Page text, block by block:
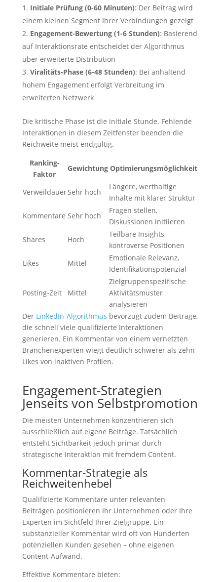
Initiale Prüfung (0-60 Minuten): Der Beitrag wird
einem kleinen Segment Ihrer Verbindungen gezeigt
Engagement-Bewertung (1-6 Stunden): Basierend
auf Interaktionsrate entscheidet der Algorithmus
über erweiterte Distribution
Viralitäts-Phase (6-48 Stunden): Bei anhaltend
hohem Engagement erfolgt Verbreitung im
erweiterten Netzwerk
Die kritische Phase ist die initiale Stunde. Fehlende
Interaktionen in diesem Zeitfenster beenden die
Reichweite meist endgültig.
Ranking-
Faktor
Gewichtung Optimierungsmöglichkeit
VerweildauerSehr hoch
Längere, werthaltige
Inhalte mit klarer Struktur
Kommentare Sehr hoch
Fragen stellen,
Diskussionen initiieren
Shares
Hoch
Teilbare Insights,
kontroverse Positionen
Likes
Mittel
Emotionale Relevanz,
Identifikationspotenzial
Posting-Zeit Mittel
Zielgruppenspezifische
Aktivitätsmuster
analysieren
Der LinkedIn-Algorithmus bevorzugt zudem Beiträge,
die schnell viele qualifizierte Interaktionen
generieren. Ein Kommentar von einem vernetzten
Branchenexperten wiegt deutlich schwerer als zehn
Likes von inaktiven Profilen.
Engagement-Strategien
Jenseits von Selbstpromotion
Die meisten Unternehmen konzentrieren sich
ausschließlich auf eigene Beiträge. Tatsächlich
entsteht Sichtbarkeit jedoch primär durch
strategische Interaktion mit fremdem Content.
Kommentar-Strategie als
Reichweitenhebel
Qualifizierte Kommentare unter relevanten
Beiträgen positionieren Ihr Unternehmen oder Ihre
Experten im Sichtfeld Ihrer Zielgruppe. Ein
substanzieller Kommentar wird oft von Hunderten
potenziellen Kunden gesehen – ohne eigenen
Content-Aufwand.
Effektive Kommentare bieten: